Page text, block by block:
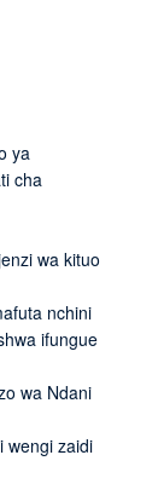
ya
cha
wa kituo
nchini
ifungue
wa Ndani
wengi zaidi